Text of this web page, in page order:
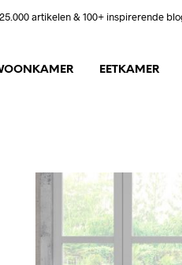
artikelen & 100+ inspirerende
EETKAMER